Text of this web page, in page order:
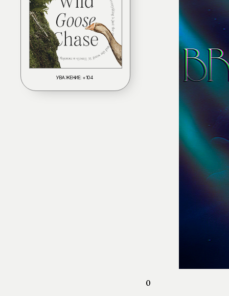
УВАЖЕНИЕ: +104
0